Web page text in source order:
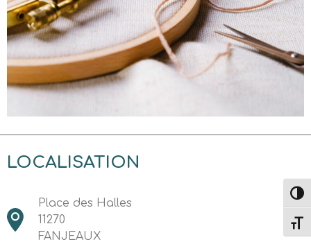
LOCALISATION
Place des Halles
11270
FANJEAUX